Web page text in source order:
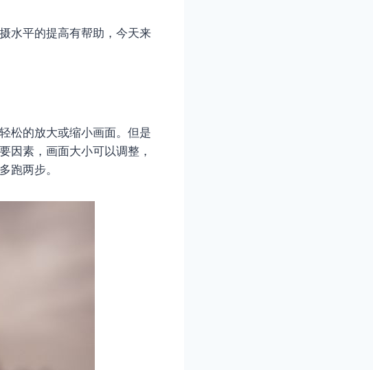
水平的提高有帮助，今天来
松的放大或缩小画面。但是
因素，画面大小可以调整，
跑两步。